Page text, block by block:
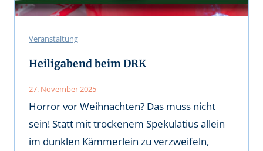
Veranstaltung
Heiligabend beim DRK
27. November 2025
Horror vor Weihnachten? Das muss nicht
sein! Statt mit trockenem Spekulatius allein
im dunklen Kämmerlein zu verzweifeln,